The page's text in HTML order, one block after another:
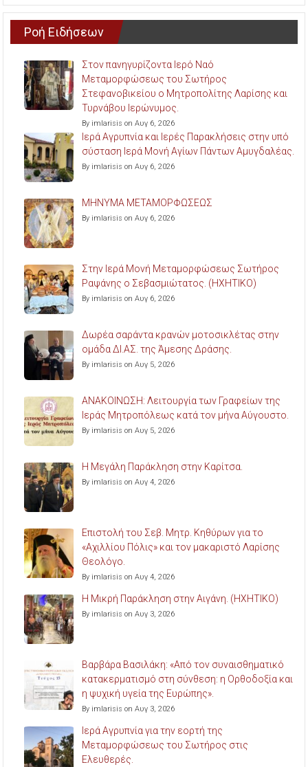
Ροή Ειδήσεων
Στον πανηγυρίζοντα Ιερό Ναό
Μεταμορφώσεως του Σωτήρος
Στεφανοβικείου ο Μητροπολίτης Λαρίσης και
Τυρνάβου Ιερώνυμος.
By imlarisis on Αυγ 6, 2026
Ιερά Αγρυπνία και Ιερές Παρακλήσεις στην υπό
σύσταση Ιερά Μονή Αγίων Πάντων Αμυγδαλέας.
By imlarisis on Αυγ 6, 2026
ΜΗΝΥΜΑ ΜΕΤΑΜΟΡΦΩΣΕΩΣ
By imlarisis on Αυγ 6, 2026
Στην Ιερά Μονή Μεταμορφώσεως Σωτήρος
Ραψάνης ο Σεβασμιώτατος. (ΗΧΗΤΙΚΟ)
By imlarisis on Αυγ 6, 2026
Δωρέα σαράντα κρανών μοτοσικλέτας στην
ομάδα ΔΙ.ΑΣ. της Άμεσης Δράσης.
By imlarisis on Αυγ 5, 2026
ΑΝΑΚΟΙΝΩΣΗ: Λειτουργία των Γραφείων της
Ιεράς Μητροπόλεως κατά τον μήνα Αύγουστο.
By imlarisis on Αυγ 5, 2026
Η Μεγάλη Παράκληση στην Καρίτσα.
By imlarisis on Αυγ 4, 2026
Επιστολή του Σεβ. Μητρ. Κηθύρων για το
«Αχιλλίου Πόλις» και τον μακαριστό Λαρίσης
Θεολόγο.
By imlarisis on Αυγ 4, 2026
Η Μικρή Παράκληση στην Αιγάνη. (ΗΧΗΤΙΚΟ)
By imlarisis on Αυγ 3, 2026
Βαρβάρα Βασιλάκη: «Από τον συναισθηματικό
κατακερματισμό στη σύνθεση: η Ορθοδοξία και
η ψυχική υγεία της Ευρώπης».
By imlarisis on Αυγ 3, 2026
Ιερά Αγρυπνία για την εορτή της
Μεταμορφώσεως του Σωτήρος στις
Ελευθερές.